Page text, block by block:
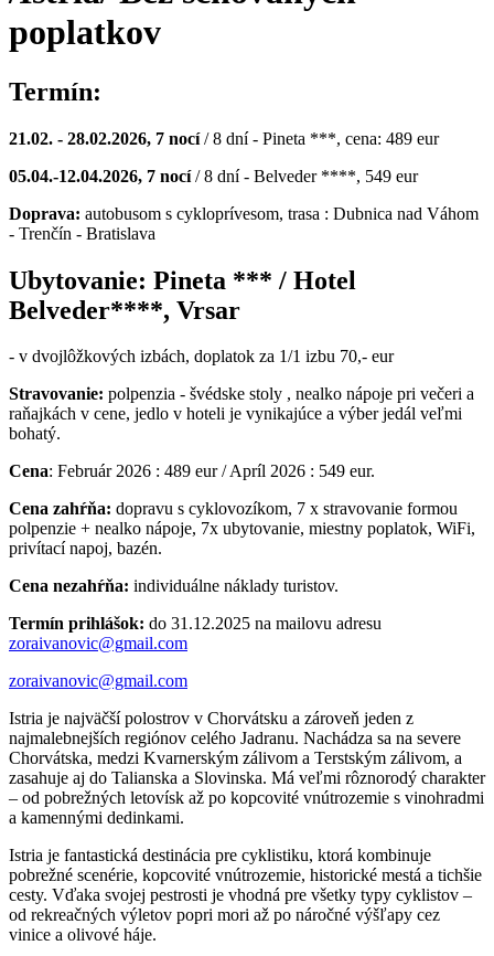
poplatkov
Termín:
21.02. - 28.02.2026, 7 nocí/ 8 dní - Pineta ***, cena: 489 eur
05.04.-12.04.2026, 7 nocí/ 8 dní - Belveder ****, 549 eur
Doprava: autobusom s cykloprívesom, trasa : Dubnica nad Váhom
- Trenčín - Bratislava
Ubytovanie: Pineta *** / Hotel
Belveder****, Vrsar
- v dvojlôžkových izbách, doplatok za 1/1 izbu 70,- eur
Stravovanie: polpenzia - švédske stoly , nealko nápoje pri večeri a
raňajkách v cene, jedlo v hoteli je vynikajúce a výber jedál veľmi
bohatý.
Cena: Február 2026 : 489 eur / Apríl 2026 : 549 eur.
Cena zahŕňa: dopravu s cyklovozíkom, 7 x stravovanie formou
polpenzie + nealko nápoje, 7x ubytovanie, miestny poplatok, WiFi,
privítací napoj, bazén.
Cena nezahŕňa: individuálne náklady turistov.
Termín prihlášok: do 31.12.2025 na mailovu adresu
zoraivanovic@gmail.com
zoraivanovic@gmail.com
Istria je najväčší polostrov v Chorvátsku a zároveň jeden z
najmalebnejších regiónov celého Jadranu. Nachádza sa na severe
Chorvátska, medzi Kvarnerským zálivom a Terstským zálivom, a
zasahuje aj do Talianska a Slovinska. Má veľmi rôznorodý charakter
– od pobrežných letovísk až po kopcovité vnútrozemie s vinohradmi
a kamennými dedinkami.
Istria je fantastická destinácia pre cyklistiku, ktorá kombinuje
pobrežné scenérie, kopcovité vnútrozemie, historické mestá a tichšie
cesty. Vďaka svojej pestrosti je vhodná pre všetky typy cyklistov –
od rekreačných výletov popri mori až po náročné výšľapy cez
vinice a olivové háje.